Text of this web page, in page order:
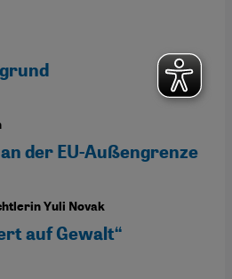
der EU-Außengrenze
Yuli Novak
auf Gewalt“